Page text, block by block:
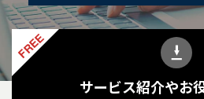
FREE
サービス紹介やお